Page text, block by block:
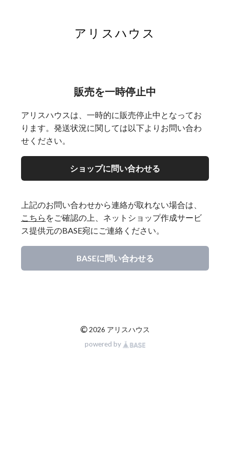
アリスハウス
販売を一時停止中
アリスハウスは、一時的に販売停止中となってお
ります。発送状況に関しては以下よりお問い合わ
せください。
ショップに問い合わせる
上記のお問い合わせから連絡が取れない場合は、
こちら をご確認の上、ネットショップ作成サービ
ス提供元のBASE宛にご連絡ください。
BASEに問い合わせる
© 2026 アリスハウス
powered by